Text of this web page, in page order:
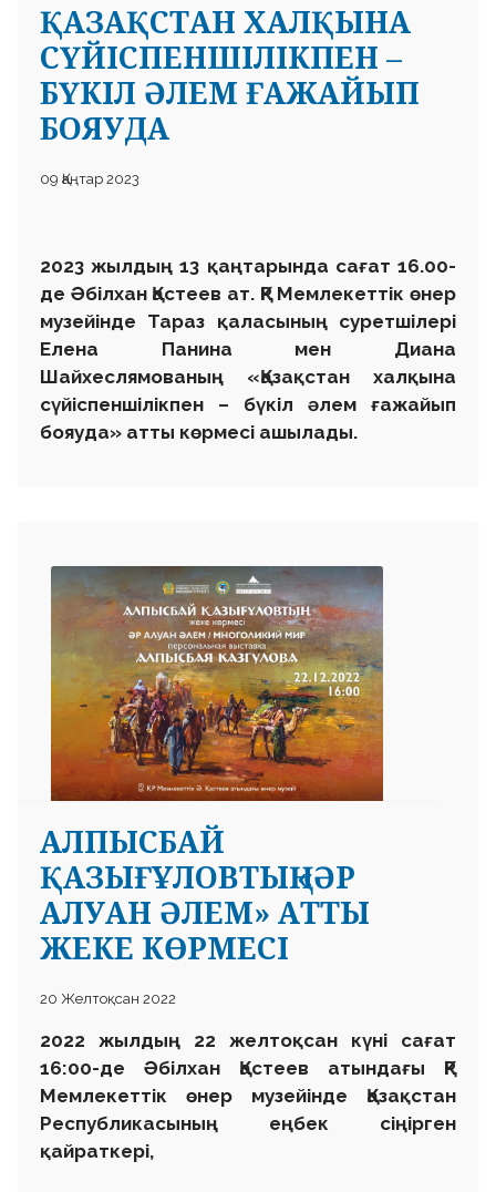
ҚАЗАҚСТАН ХАЛҚЫНА
СҮЙІСПЕНШІЛІКПЕН –
БҮКІЛ ӘЛЕМ ҒАЖАЙЫП
БОЯУДА
09 Қаңтар 2023
2023 жылдың 13 қаңтарында сағат 16.00-
де Әбілхан Қастеев ат. ҚР Мемлекеттік өнер
музейінде Тараз қаласының суретшілері
Елена Панина мен Диана
Шайхеслямованың «Қазақстан халқына
сүйіспеншілікпен – бүкіл әлем ғажайып
бояуда» атты көрмесі ашылады.
АЛПЫСБАЙ
ҚАЗЫҒҰЛОВТЫҢ «ӘР
АЛУАН ӘЛЕМ» АТТЫ
ЖЕКЕ КӨРМЕСІ
20 Желтоқсан 2022
2022 жылдың 22 желтоқсан күні сағат
16:00-де Әбілхан Қастеев атындағы ҚР
Мемлекеттік өнер музейінде Қазақстан
Республикасының еңбек сіңірген
қайраткері,